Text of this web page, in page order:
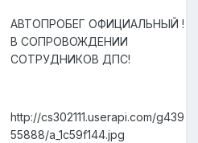
АВТОПРОБЕГ ОФИЦИАЛЬНЫЙ !
В СОПРОВОЖДЕНИИ
СОТРУДНИКОВ ДПС!
http://cs302111.userapi.com/g439
55888/a_1c59f144.jpg